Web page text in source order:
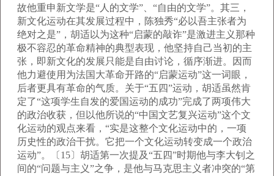
故他重申新文学是“人的文学”、“自由的文学”。其三，
新文化运动在其发展过程中，陈独秀“必以吾主张者为
绝对之是”，胡适以为这种“启蒙的敲诈”是激进主义那种
极不容忍的革命精神的典型表现，他坚持自己当初的主
张，即新文化的发展只能是自由讨论，循序渐进。因而
他力避使用为法国大革命开路的“启蒙运动”这一词眼，
后者更具有革命的气质。关于“五四”运动，胡适虽然肯
定了“这项学生自发的爱国运动的成功”完成了两项伟大
的政治收获，但以他所说的“中国文艺复兴运动”这个文
化运动的观点来看，“实是这整个文化运动中的，一项
历史性的政治干扰。它把一个文化运动转变成一个政治
运动”。〔15〕胡适第一次提及“五四”时期他与李大钊之
间的“问题与主义”之争，是他与马克思主义者冲突的“第